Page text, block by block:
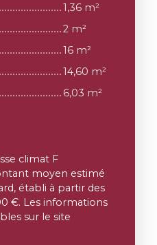
1,36 m²
2 m²
16 m²
14,60 m²
6,03 m²
climat F
moyen estimé
établi à partir des
€. Les informations
sur le site